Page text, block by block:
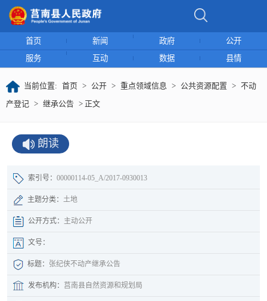
首页 新闻 政府
公开
服务
互动 数据 县情
当前位置: 首页 > 公开 > 重点领域信息 > 公共资源配置 > 不动
产登记 > 继承公告 > 正文
朗读
索引号： 00000114-05_A/2017-0930013
主题分类： 土地
公开方式： 主动公开
文号：
标题： 张纪侠不动产继承公告
发布机构： 莒南县自然资源和规划局